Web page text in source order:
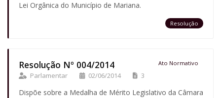
Lei Orgânica do Município de Mariana.
Resolução
Resolução Nº 004/2014 Ato Normativo
Parlamentar 02/06/2014 3
Dispõe sobre a Medalha de Mérito Legislativo da Câmara